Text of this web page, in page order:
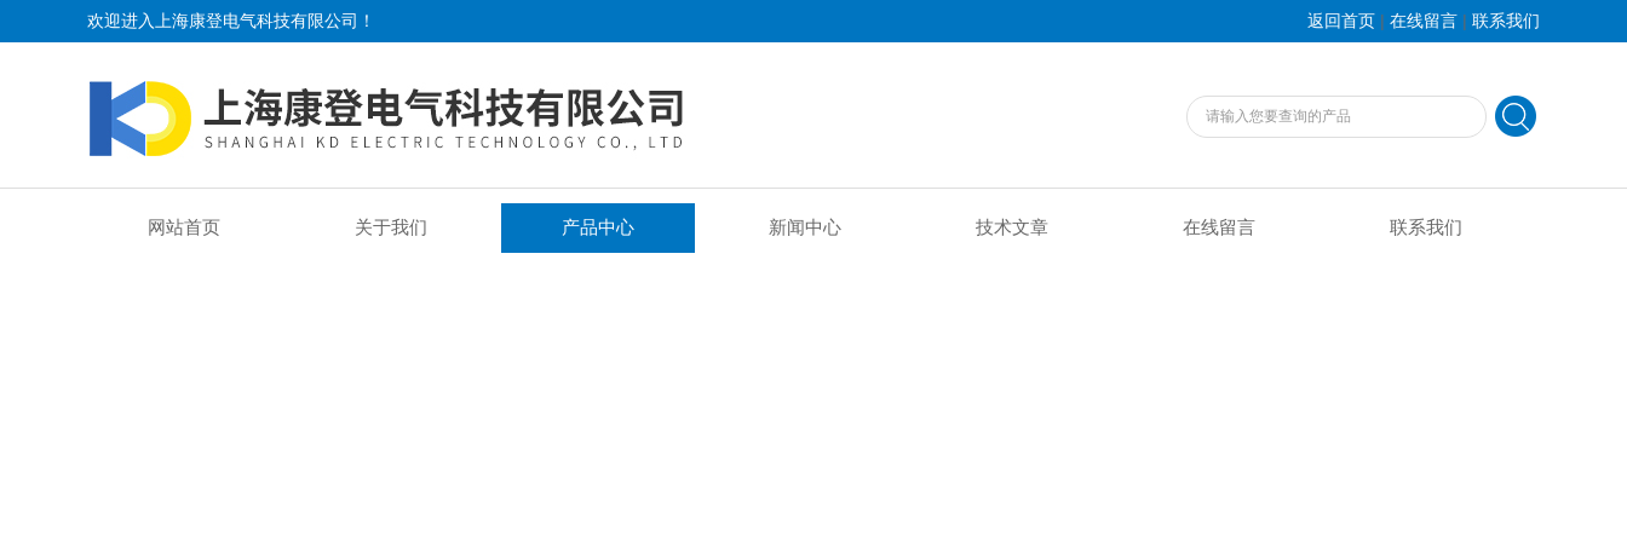
欢迎进入上海康登电气科技有限公司！ 返回首页 | 在线留言 | 联系我们
网站首页 关于我们 产品中心 新闻中心 技术文章 在线留言 联系我们